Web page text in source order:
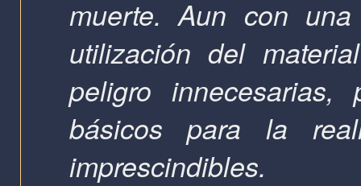
muerte. Aun con
utilización del
peligro
básicos para la
imprescindibles.